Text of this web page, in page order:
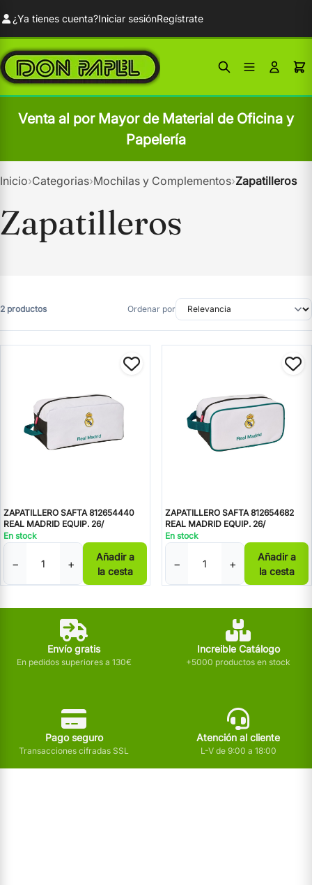
¿Ya tienes cuenta?Iniciar sesiónRegístrate
Venta al por Mayor de Material de Oficina y
Papelería
Inicio›Categorias›Mochilas y Complementos›Zapatilleros
Zapatilleros
2 productos Ordenar por
ZAPATILLERO SAFTA 812654440
REAL MADRID EQUIP. 26/
En stock
− +
Añadir a
la cesta
ZAPATILLERO SAFTA 812654682
REAL MADRID EQUIP. 26/
En stock
− +
Añadir a
la cesta
Envío gratis
En pedidos superiores a 130€
Increible Catálogo
+5000 productos en stock
Pago seguro
Transacciones cifradas SSL
Atención al cliente
L-V de 9:00 a 18:00